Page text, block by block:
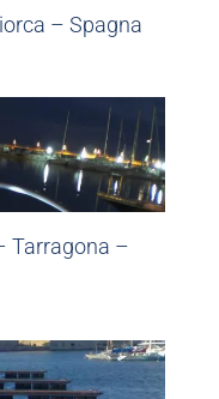
– Spagna
Tarragona –